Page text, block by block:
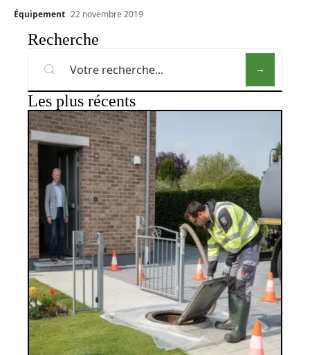
Équipement 22 novembre 2019
Recherche
Les plus récents